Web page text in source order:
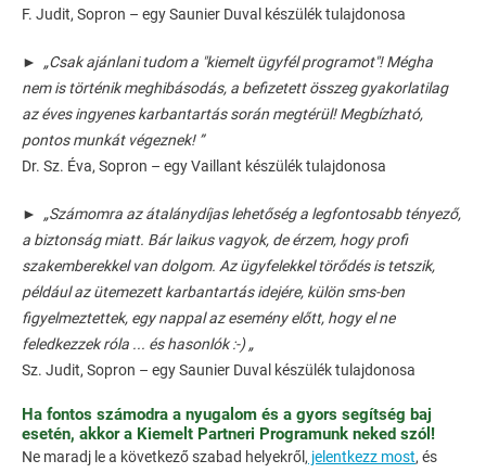
F. Judit, Sopron – egy Saunier Duval készülék tulajdonosa
► „Csak ajánlani tudom a "kiemelt ügyfél programot"! Mégha
nem is történik meghibásodás, a befizetett összeg gyakorlatilag
az éves ingyenes karbantartás során megtérül! Megbízható,
pontos munkát végeznek! ”
Dr. Sz. Éva, Sopron – egy Vaillant készülék tulajdonosa
► „Számomra az átalánydíjas lehetőség a legfontosabb tényező,
a biztonság miatt. Bár laikus vagyok, de érzem, hogy profi
szakemberekkel van dolgom. Az ügyfelekkel törődés is tetszik,
például az ütemezett karbantartás idejére, külön sms-ben
figyelmeztettek, egy nappal az esemény előtt, hogy el ne
feledkezzek róla ... és hasonlók :-) „
Sz. Judit, Sopron – egy Saunier Duval készülék tulajdonosa
Ha fontos számodra a nyugalom és a gyors segítség baj
esetén, akkor a Kiemelt Partneri Programunk neked szól!
Ne maradj le a következő szabad helyekről, jelentkezz most, és